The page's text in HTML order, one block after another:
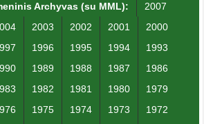
Archyvas (su MML):
2007
2003 2002 2001
2000
1996 1995 1994
1993
1989 1988 1987
1986
1982 1981 1980
1979
1975 1974 1973
1972